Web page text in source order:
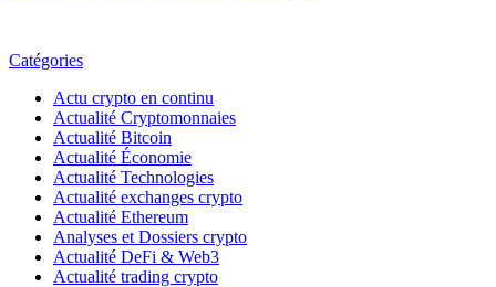
Catégories
Actu crypto en continu
Actualité Cryptomonnaies
Actualité Bitcoin
Actualité Économie
Actualité Technologies
Actualité exchanges crypto
Actualité Ethereum
Analyses et Dossiers crypto
Actualité DeFi & Web3
Actualité trading crypto